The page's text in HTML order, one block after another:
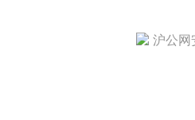
沪公网